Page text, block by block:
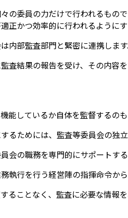
の委員の力だけで行われるもの
正かつ効率的に行われるように
内部監査部門と緊密に連携しま
査結果の報告を受け、その内容
能しているか自体を監督するの
るためには、監査等委員会の独
会の職務を専門的にサポートす
執行を行う経営陣の指揮命令か
ることなく、監査に必要な情報